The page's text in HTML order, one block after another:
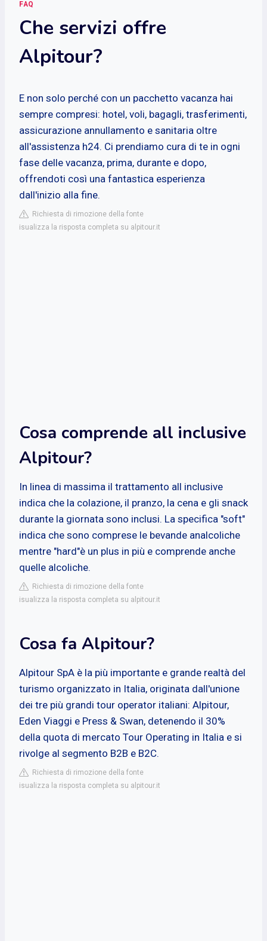
FAQ
Che servizi offre
Alpitour?
E non solo perché con un pacchetto vacanza hai
sempre compresi: hotel, voli, bagagli, trasferimenti,
assicurazione annullamento e sanitaria oltre
all'assistenza h24. Ci prendiamo cura di te in ogni
fase delle vacanza, prima, durante e dopo,
offrendoti così una fantastica esperienza
dall'inizio alla fine.
Richiesta di rimozione della fonte
isualizza la risposta completa su alpitour.it
Cosa comprende all inclusive
Alpitour?
In linea di massima il trattamento all inclusive
indica che la colazione, il pranzo, la cena e gli snack
durante la giornata sono inclusi. La specifica "soft"
indica che sono comprese le bevande analcoliche
mentre "hard"è un plus in più e comprende anche
quelle alcoliche.
Richiesta di rimozione della fonte
isualizza la risposta completa su alpitour.it
Cosa fa Alpitour?
Alpitour SpA è la più importante e grande realtà del
turismo organizzato in Italia, originata dall'unione
dei tre più grandi tour operator italiani: Alpitour,
Eden Viaggi e Press & Swan, detenendo il 30%
della quota di mercato Tour Operating in Italia e si
rivolge al segmento B2B e B2C.
Richiesta di rimozione della fonte
isualizza la risposta completa su alpitour.it